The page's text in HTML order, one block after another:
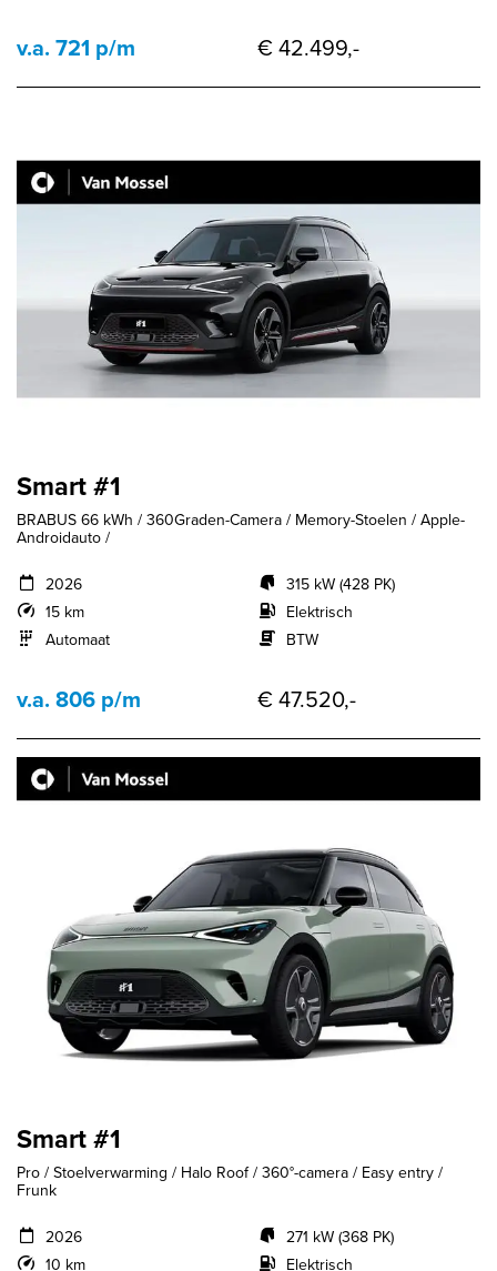
v.a. 721 p/m € 42.499,-
Smart #1
BRABUS 66 kWh / 360Graden-Camera / Memory-Stoelen / Apple-
Androidauto /
2026
15 km
Automaat
315 kW (428 PK)
Elektrisch
BTW
v.a. 806 p/m € 47.520,-
Smart #1
Pro / Stoelverwarming / Halo Roof / 360°-camera / Easy entry /
Frunk
2026
10 km
271 kW (368 PK)
Elektrisch